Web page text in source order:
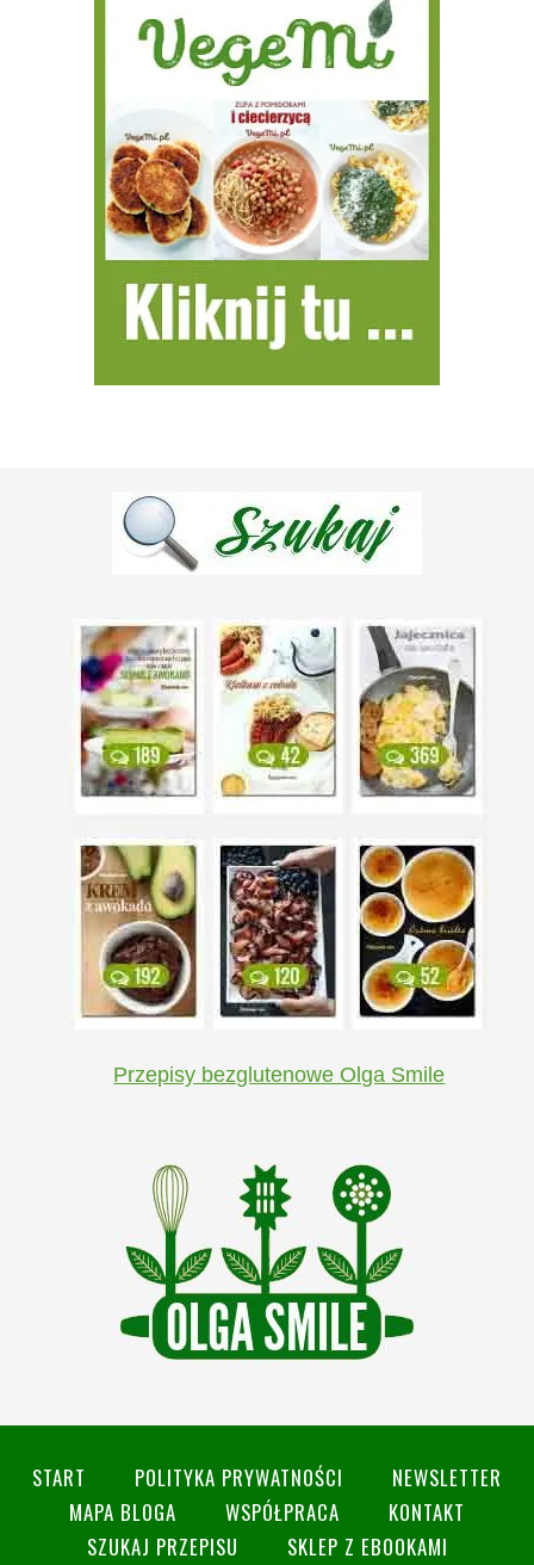
Przepisy bezglutenowe Olga Smile
START POLITYKA PRYWATNOŚCI
NEWSLETTER
MAPA BLOGA
WSPÓŁPRACA
KONTAKT
SZUKAJ PRZEPISU
SKLEP Z EBOOKAMI